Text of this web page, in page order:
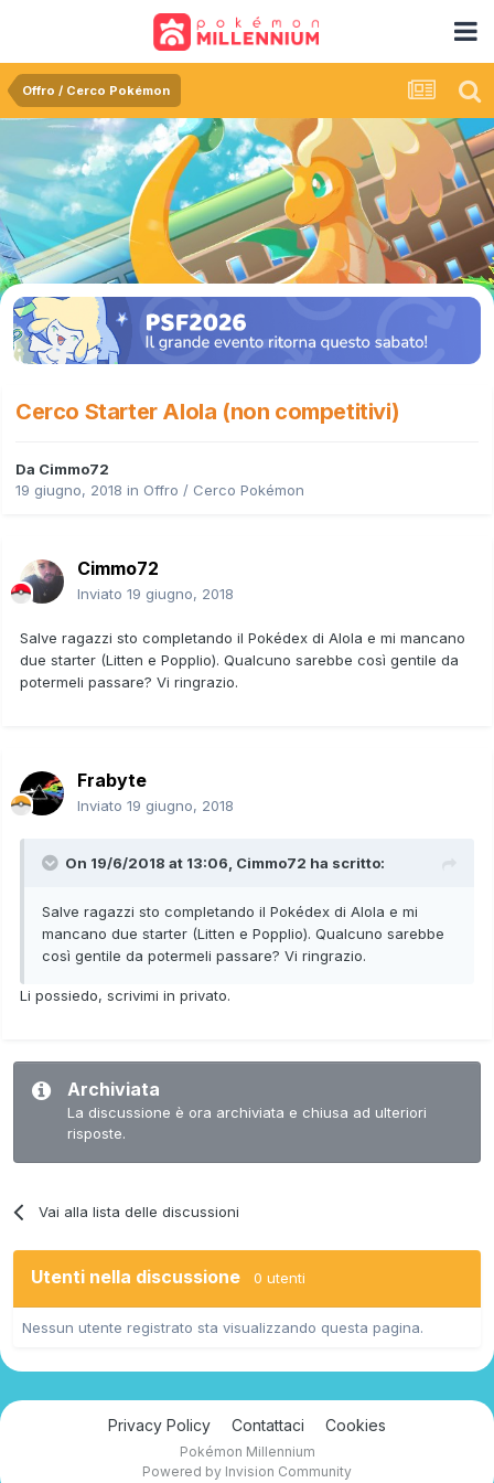
Offro / Cerco Pokémon
Cerco Starter Alola (non competitivi)
Da Cimmo72
19 giugno, 2018 in Offro / Cerco Pokémon
Cimmo72
Inviato 19 giugno, 2018
Salve ragazzi sto completando il Pokédex di Alola e mi mancano
due starter (Litten e Popplio). Qualcuno sarebbe così gentile da
potermeli passare? Vi ringrazio.
Frabyte
Inviato 19 giugno, 2018
On 19/6/2018 at 13:06, Cimmo72 ha scritto:
Salve ragazzi sto completando il Pokédex di Alola e mi
mancano due starter (Litten e Popplio). Qualcuno sarebbe
così gentile da potermeli passare? Vi ringrazio.
Li possiedo, scrivimi in privato.
Archiviata
La discussione è ora archiviata e chiusa ad ulteriori
risposte.
Vai alla lista delle discussioni
Utenti nella discussione 0 utenti
Nessun utente registrato sta visualizzando questa pagina.
Privacy Policy Contattaci Cookies
Pokémon Millennium
Powered by Invision Community